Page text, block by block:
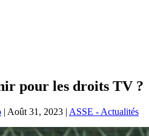
pour les droits TV ?
| Août 31, 2023 | ASSE - Actualités